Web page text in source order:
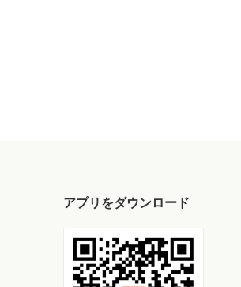
アプリをダウンロード